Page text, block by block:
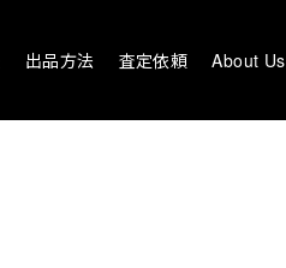
出品方法 査定依頼 About Us